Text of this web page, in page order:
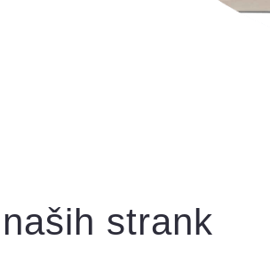
strank